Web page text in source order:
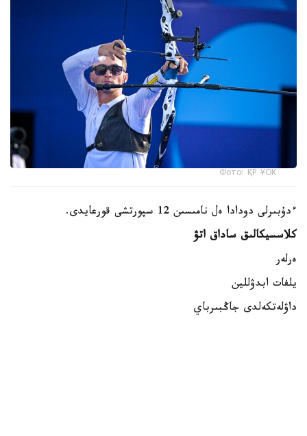
Фото: ҚР ҰОК
ءدۇبىرلى دودادا ەل نامىسىن 12 سپورتشى قورعايدى.
كلاسسيكالىق ساداق اتۋ
ەرلەر
يلفات ابدۋللين
داۋلەتكەلدى جاڭبىرباي